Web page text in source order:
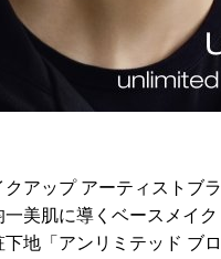
クアップ アーティストブ
一美肌に導くベースメイ
地「アンリミテッド ブ